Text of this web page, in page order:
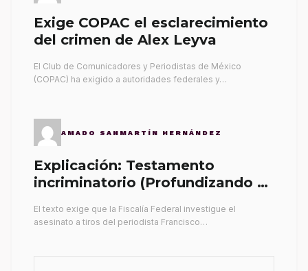
Exige COPAC el esclarecimiento
del crimen de Alex Leyva
El Club de Comunicadores y Periodistas de México
(COPAC) ha exigido a autoridades federales y…
AMADO SANMARTÍN HERNÁNDEZ
Explicación: Testamento
incriminatorio (Profundizando su
El texto exige que la Fiscalía Federal investigue el
asesinato a tiros del periodista Francisco…